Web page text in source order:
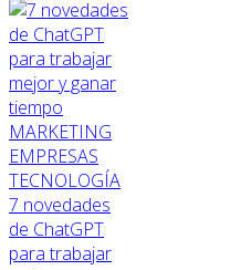
MARKETING
EMPRESAS
TECNOLOGÍA
7 novedades
de ChatGPT
para trabajar